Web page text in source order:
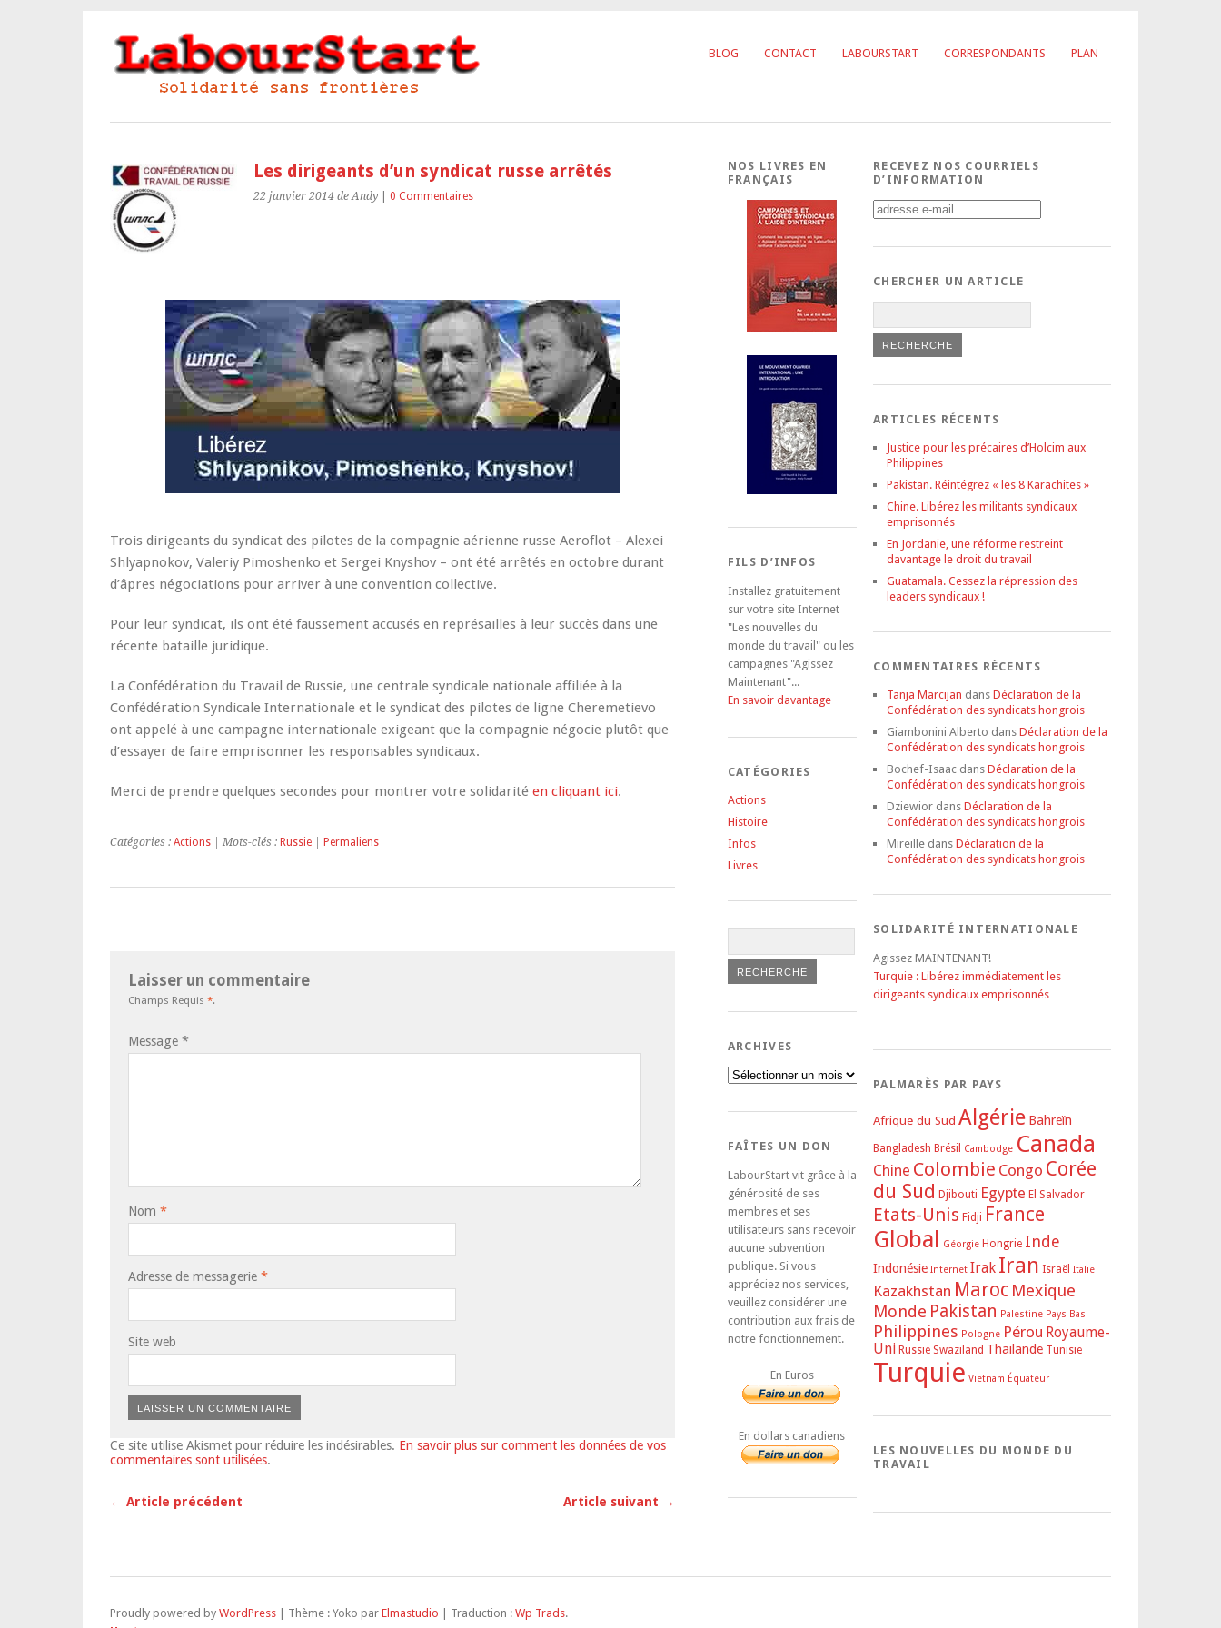
BLOG CONTACT LABOURSTART CORRESPONDANTS PLAN
Les dirigeants d’un syndicat russe arrêtés
22 janvier 2014 de Andy| 0 Commentaires
Trois dirigeants du syndicat des pilotes de la compagnie aérienne russe Aeroflot – Alexei
Shlyapnokov, Valeriy Pimoshenko et Sergei Knyshov – ont été arrêtés en octobre durant
d’âpres négociations pour arriver à une convention collective.
Pour leur syndicat, ils ont été faussement accusés en représailles à leur succès dans une
récente bataille juridique.
La Confédération du Travail de Russie, une centrale syndicale nationale affiliée à la
Confédération Syndicale Internationale et le syndicat des pilotes de ligne Cheremetievo
ont appelé à une campagne internationale exigeant que la compagnie négocie plutôt que
d’essayer de faire emprisonner les responsables syndicaux.
Merci de prendre quelques secondes pour montrer votre solidarité en cliquant ici.
Catégories : Actions | Mots-clés : Russie Permaliens
Laisser un commentaire
Champs Requis *.
Message *
Nom *
Adresse de messagerie *
Site web
Ce site utilise Akismet pour réduire les indésirables. En savoir plus sur comment les données de vos
commentaires sont utilisées.
← Article précédent Article suivant →
NOS LIVRES EN
FRANÇAIS
FILS D’INFOS
Installez gratuitement
sur votre site Internet
"Les nouvelles du
monde du travail" ou les
campagnes "Agissez
Maintenant"...
En savoir davantage
CATÉGORIES
Actions
Histoire
Infos
Livres
ARCHIVES
Archives
FAÎTES UN DON
LabourStart vit grâce à la
générosité de ses
membres et ses
utilisateurs sans recevoir
aucune subvention
publique. Si vous
appréciez nos services,
veuillez considérer une
contribution aux frais de
notre fonctionnement.
En Euros
En dollars canadiens
RECEVEZ NOS COURRIELS
D’INFORMATION
CHERCHER UN ARTICLE
ARTICLES RÉCENTS
Justice pour les précaires d’Holcim aux
Philippines
Pakistan. Réintégrez « les 8 Karachites »
Chine. Libérez les militants syndicaux
emprisonnés
En Jordanie, une réforme restreint
davantage le droit du travail
Guatamala. Cessez la répression des
leaders syndicaux !
COMMENTAIRES RÉCENTS
Tanja Marcijan dans Déclaration de la
Confédération des syndicats hongrois
Giambonini Alberto dans Déclaration de la
Confédération des syndicats hongrois
Bochef-Isaac dans Déclaration de la
Confédération des syndicats hongrois
Dziewior dans Déclaration de la
Confédération des syndicats hongrois
Mireille dans Déclaration de la
Confédération des syndicats hongrois
SOLIDARITÉ INTERNATIONALE
Agissez MAINTENANT!
Turquie : Libérez immédiatement les
dirigeants syndicaux emprisonnés
PALMARÈS PAR PAYS
Afrique du Sud Algérie Bahreïn
Bangladesh Brésil Cambodge Canada
Chine Colombie Congo Corée
du Sud Djibouti Egypte El Salvador
Etats-Unis Fidji France
Global Géorgie Hongrie Inde
Indonésie Internet Irak Iran Israël Italie
Kazakhstan Maroc Mexique
Monde Pakistan Palestine Pays-Bas
Philippines Pologne Pérou Royaume-
Uni Russie Swaziland Thailande Tunisie
Turquie Vietnam Équateur
LES NOUVELLES DU MONDE DU
TRAVAIL
Proudly powered by WordPress Thème : Yoko par Elmastudio | Traduction : Wp Trads.